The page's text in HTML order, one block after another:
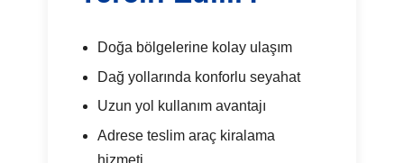
Doğa bölgelerine kolay ulaşım
Dağ yollarında konforlu seyahat
Uzun yol kullanım avantajı
Adrese teslim araç kiralama
hizmeti